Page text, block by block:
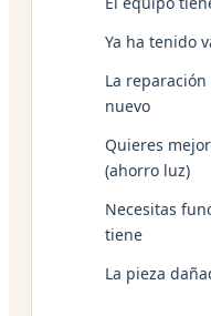
Ya ha tenido
La
nuevo
Quieres
(ahorro luz)
Necesitas
tiene
La pieza